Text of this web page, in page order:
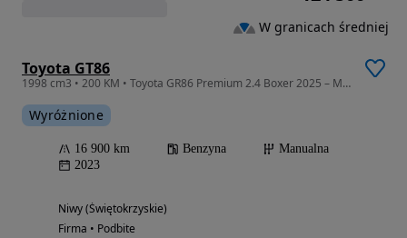
Toyota GT86
1998 cm3 • 200 KM • Toyota GR86 Premium 2.4 Boxer 2025 – Manual – RWD
Wyróżnione
16 900 km Benzyna
Manualna
2023
Niwy (Świętokrzyskie)
Firma • Podbite
W granicach średniej